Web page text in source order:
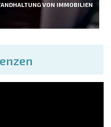
VON IMMOBILIEN